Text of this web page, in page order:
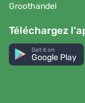
Groothandel
Téléchargez
Get it on
Google Play